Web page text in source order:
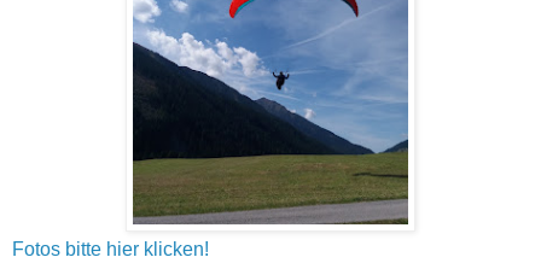
Fotos bitte hier klicken!